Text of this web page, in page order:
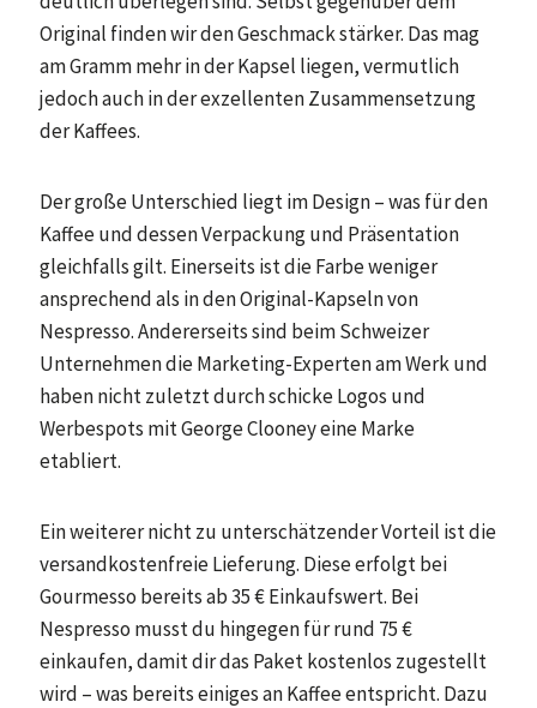
Original finden wir den Geschmack stärker. Das mag
am Gramm mehr in der Kapsel liegen, vermutlich
jedoch auch in der exzellenten Zusammensetzung
der Kaffees.
Der große Unterschied liegt im Design – was für den
Kaffee und dessen Verpackung und Präsentation
gleichfalls gilt. Einerseits ist die Farbe weniger
ansprechend als in den Original-Kapseln von
Nespresso. Andererseits sind beim Schweizer
Unternehmen die Marketing-Experten am Werk und
haben nicht zuletzt durch schicke Logos und
Werbespots mit George Clooney eine Marke
etabliert.
Ein weiterer nicht zu unterschätzender Vorteil ist die
versandkostenfreie Lieferung. Diese erfolgt bei
Gourmesso bereits ab 35 € Einkaufswert. Bei
Nespresso musst du hingegen für rund 75 €
einkaufen, damit dir das Paket kostenlos zugestellt
wird – was bereits einiges an Kaffee entspricht. Dazu